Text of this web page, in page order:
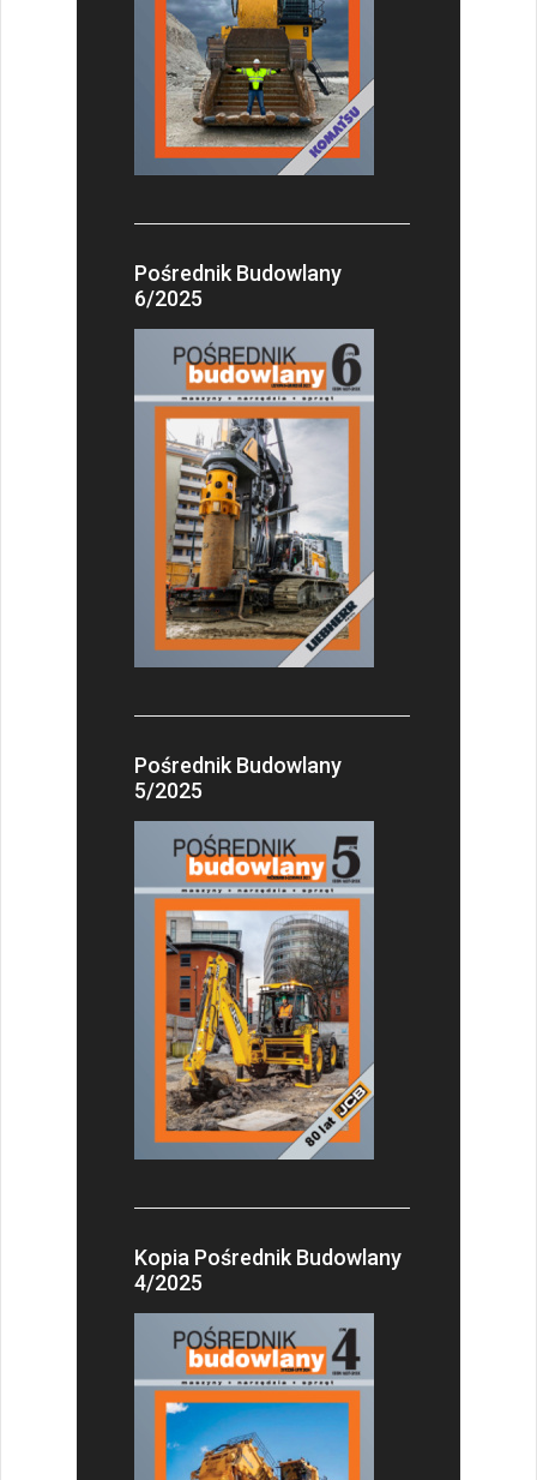
Pośrednik Budowlany
6/2025
Pośrednik Budowlany
5/2025
Kopia Pośrednik Budowlany
4/2025